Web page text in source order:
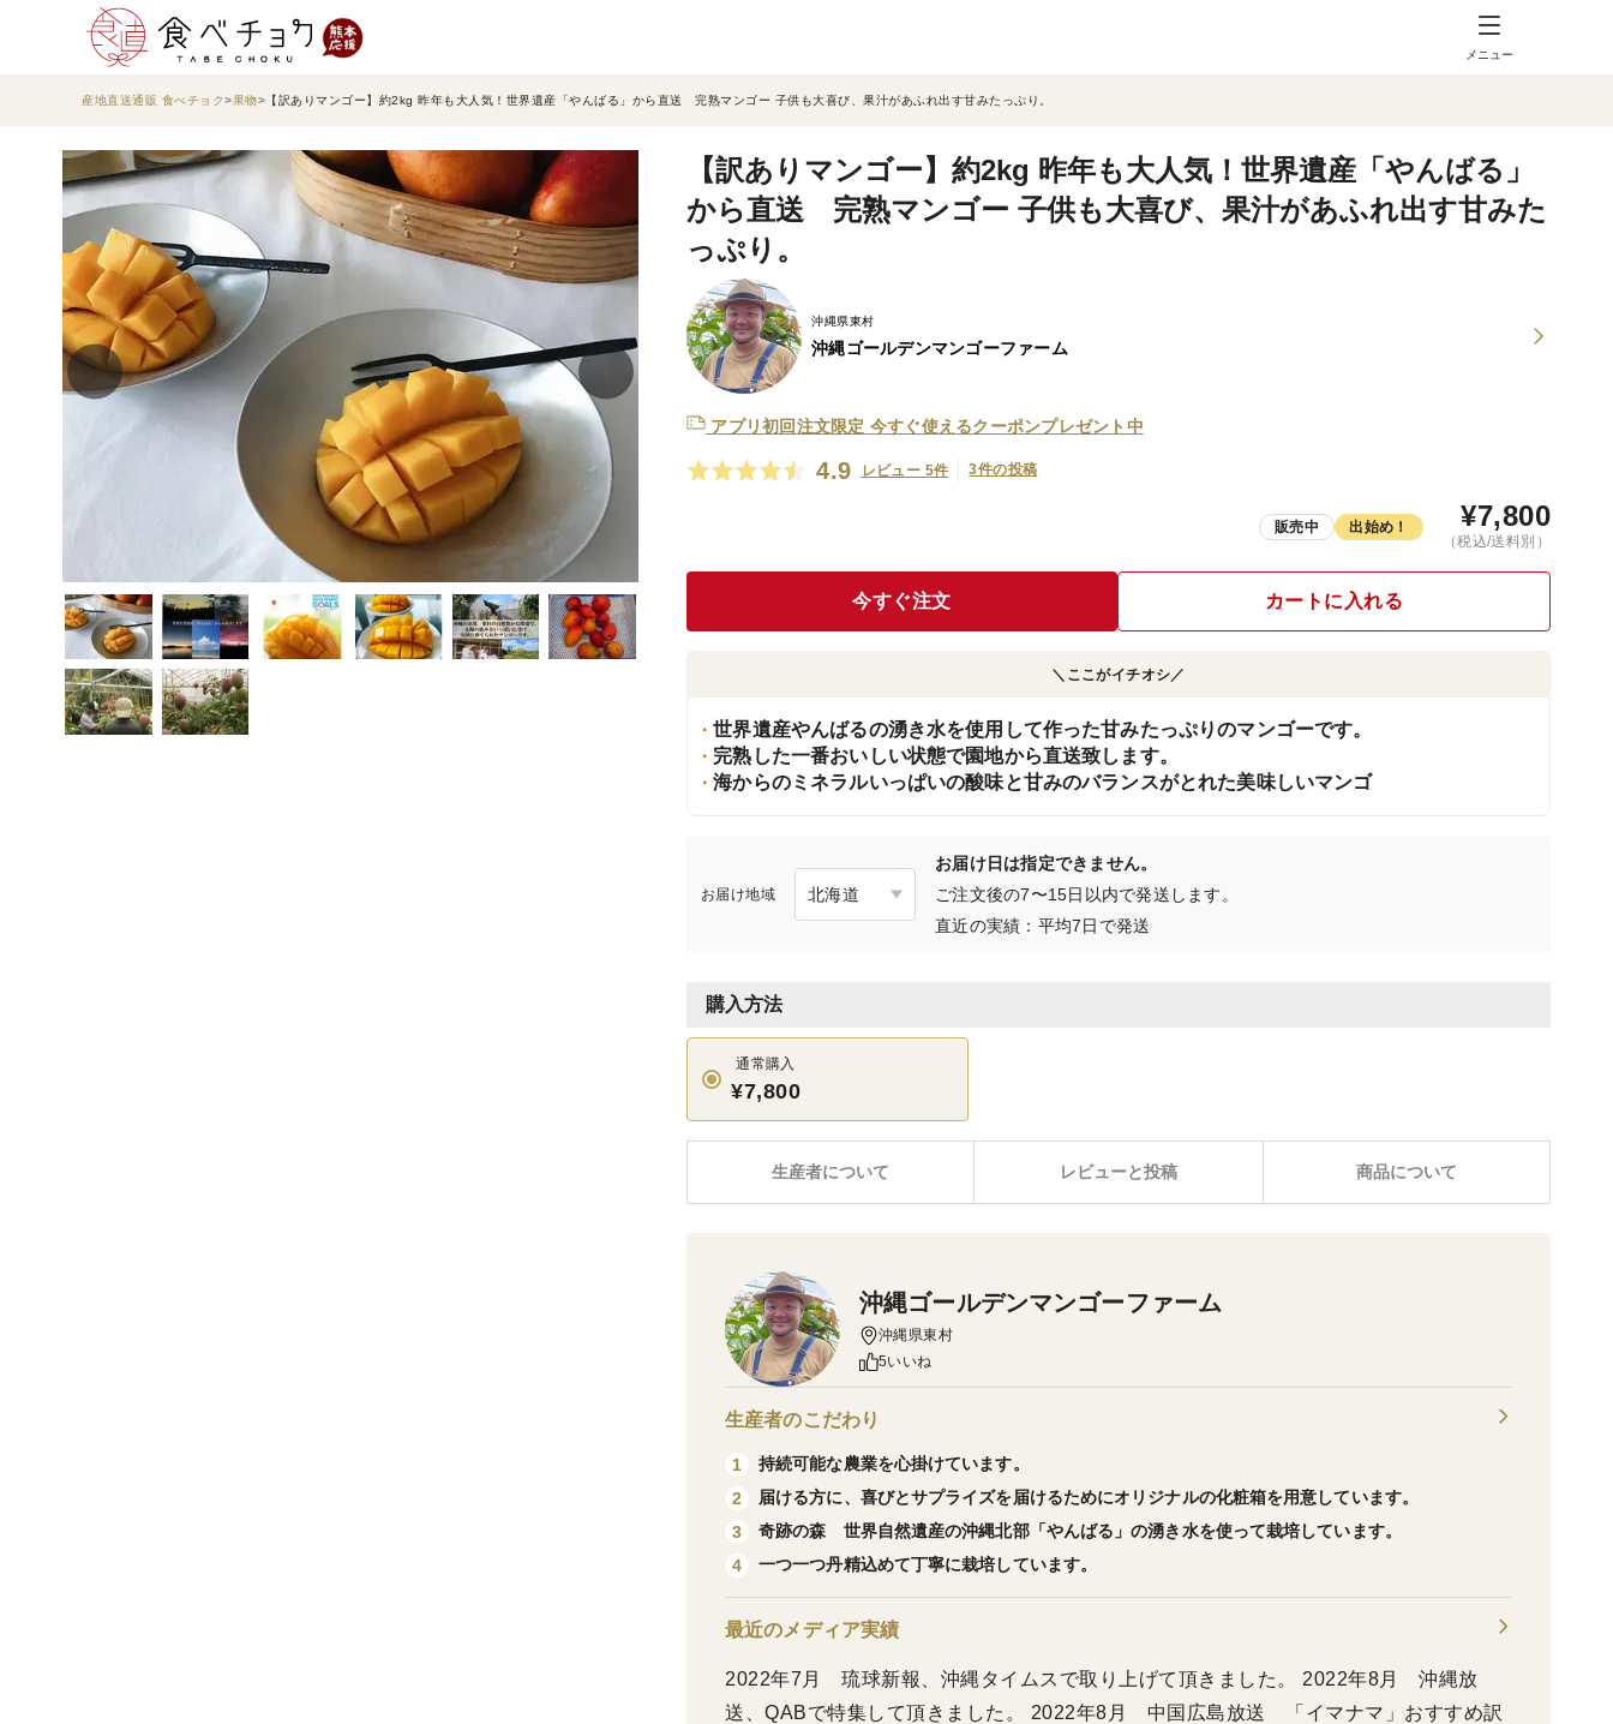
メニュー
産地直送通販 食べチョク 果物 【訳ありマンゴー】約2kg 昨年も大人気！世界遺産「やんばる」から直送 完熟マンゴー 子供も大喜び、果汁があふれ出す甘みたっぷり。
【訳ありマンゴー】約2kg 昨年も大人気！世界遺産「やんばる」
から直送 完熟マンゴー 子供も大喜び、果汁があふれ出す甘みた
っぷり。
沖縄県東村
沖縄ゴールデンマンゴーファーム
アプリ初回注文限定 今すぐ使えるクーポンプレゼント中
4.9 レビュー 5件 3件の投稿
販売中 出始め！ ¥7,800
（税込/送料別）
今すぐ注文 カートに入れる
＼ここがイチオシ／
世界遺産やんばるの湧き水を使用して作った甘みたっぷりのマンゴーです。
完熟した一番おいしい状態で園地から直送致します。
海からのミネラルいっぱいの酸味と甘みのバランスがとれた美味しいマンゴ
お届け地域
お届け日は指定できません。
ご注文後の7〜15日以内で発送します。
直近の実績：平均7日で発送
購入方法
通常購入
¥7,800
レビューと投稿 商品について
生産者について
沖縄ゴールデンマンゴーファーム
沖縄県東村
5いいね
生産者のこだわり
1
持続可能な農業を心掛けています。
2
届ける方に、喜びとサプライズを届けるためにオリジナルの化粧箱を用意しています。
3
奇跡の森 世界自然遺産の沖縄北部「やんばる」の湧き水を使って栽培しています。
4
一つ一つ丹精込めて丁寧に栽培しています。
最近のメディア実績
2022年7月 琉球新報、沖縄タイムスで取り上げて頂きました。 2022年8月 沖縄放
送、QABで特集して頂きました。 2022年8月 中国広島放送 「イマナマ」おすすめ訳